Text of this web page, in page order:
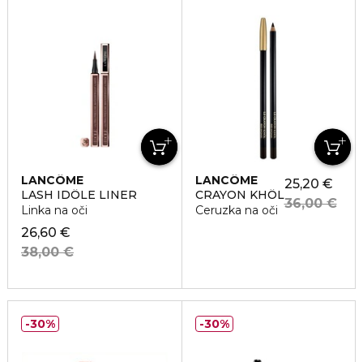
LANCÔME
LASH IDÔLE LINER
Linka na oči
26,60 €
38,00 €
LANCÔME
CRAYON KHÔL
Ceruzka na oči
25,20 €
36,00 €
30% 30%